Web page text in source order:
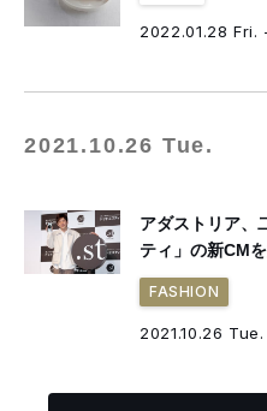
2022.01.28 Fri.
2021.10.26 Tue.
アダストリア、
ティ」の新CM
FASHION
2021.10.26